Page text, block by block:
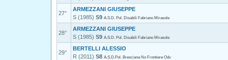
27°
ARMEZZANI GIUSEPPE
S (1985) S9 A.S.D. Pol. Disabili Fabriano Mirasole
28°
ARMEZZANI GIUSEPPE
S (1985) S9 A.S.D. Pol. Disabili Fabriano Mirasole
29°
BERTELLI ALESSIO
R (2011) S8 A.S.D.Pol. Bresciana No Frontiere Odv